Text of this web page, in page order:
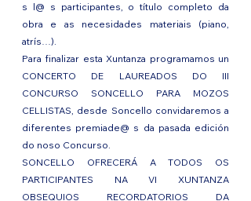
s l@ s participantes, o título completo da
obra e as necesidades materiais (piano,
atrís…).
Para finalizar esta Xuntanza programamos un
CONCERTO DE LAUREADOS DO III
CONCURSO SONCELLO PARA MOZOS
CELLISTAS, desde Soncello convidaremos a
diferentes premiade@ s da pasada edición
do noso Concurso.
SONCELLO OFRECERÁ A TODOS OS
PARTICIPANTES NA VI XUNTANZA
OBSEQUIOS RECORDATORIOS DA